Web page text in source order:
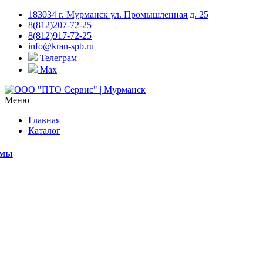
183034 г. Мурманск ул. Промышленная д. 25
8(812)207-72-25
8(812)917-72-25
info@kran-spb.ru
Телеграм
Max
Меню
Главная
Каталог